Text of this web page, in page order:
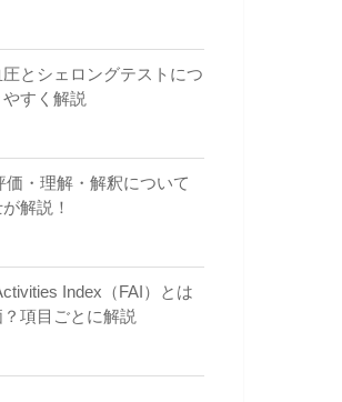
とシェロングテストにつ
すく解説
価・理解・解釈について
解説！
Index（FAI）とは
？項目ごとに解説